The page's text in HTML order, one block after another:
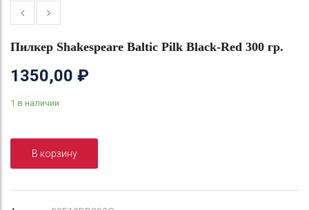
Пилкер Shakespeare Baltic Pilk Black-Red 300 гр.
1350,00 ₽
1 в наличии
В корзину